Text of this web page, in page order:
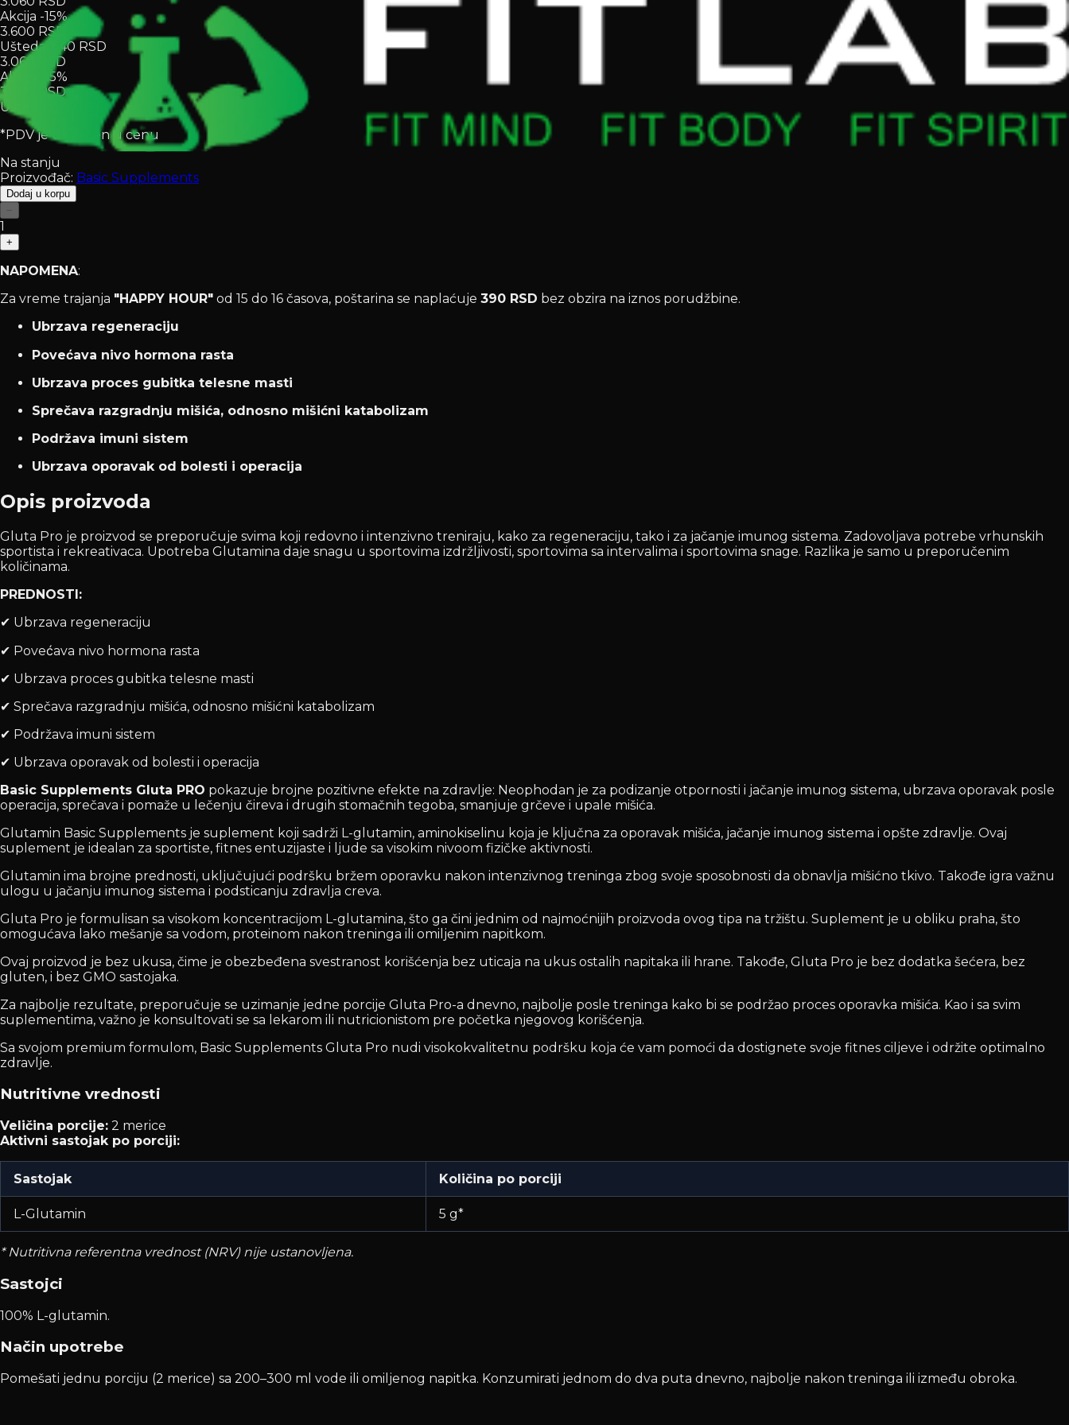
Akcija -15%
3.600 RSD
Ušteda
540 RSD
3.060 RSD
Akcija -15%
3.600 RSD
Ušteda
*PDV je uključen u cenu
Na stanju
Proizvođač: Basic Supplements
Dodaj u korpu
−
1
+
NAPOMENA:
Za vreme trajanja "HAPPY HOUR" od 15 do 16 časova, poštarina se naplaćuje 390 RSD bez obzira na iznos porudžbine.
Ubrzava regeneraciju
Povećava nivo hormona rasta
Ubrzava proces gubitka telesne masti
Sprečava razgradnju mišića, odnosno mišićni katabolizam
Podržava imuni sistem
Ubrzava oporavak od bolesti i operacija
Opis proizvoda
Gluta Pro je proizvod se preporučuje svima koji redovno i intenzivno treniraju, kako za regeneraciju, tako i za jačanje imunog sistema. Zadovoljava potrebe vrhunskih
sportista i rekreativaca. Upotreba Glutamina daje snagu u sportovima izdržljivosti, sportovima sa intervalima i sportovima snage. Razlika je samo u preporučenim
količinama.
PREDNOSTI:
✔ Ubrzava regeneraciju
✔ Povećava nivo hormona rasta
✔ Ubrzava proces gubitka telesne masti
✔ Sprečava razgradnju mišića, odnosno mišićni katabolizam
✔ Podržava imuni sistem
✔ Ubrzava oporavak od bolesti i operacija
Basic Supplements Gluta PRO pokazuje brojne pozitivne efekte na zdravlje: Neophodan je za podizanje otpornosti i jačanje imunog sistema, ubrzava oporavak posle
operacija, sprečava i pomaže u lečenju čireva i drugih stomačnih tegoba, smanjuje grčeve i upale mišića.
Glutamin Basic Supplements je suplement koji sadrži L-glutamin, aminokiselinu koja je ključna za oporavak mišića, jačanje imunog sistema i opšte zdravlje. Ovaj
suplement je idealan za sportiste, fitnes entuzijaste i ljude sa visokim nivoom fizičke aktivnosti.
Glutamin ima brojne prednosti, uključujući podršku bržem oporavku nakon intenzivnog treninga zbog svoje sposobnosti da obnavlja mišićno tkivo. Takođe igra važnu
ulogu u jačanju imunog sistema i podsticanju zdravlja creva.
Gluta Pro je formulisan sa visokom koncentracijom L-glutamina, što ga čini jednim od najmoćnijih proizvoda ovog tipa na tržištu. Suplement je u obliku praha, što
omogućava lako mešanje sa vodom, proteinom nakon treninga ili omiljenim napitkom.
Ovaj proizvod je bez ukusa, čime je obezbeđena svestranost korišćenja bez uticaja na ukus ostalih napitaka ili hrane. Takođe, Gluta Pro je bez dodatka šećera, bez
gluten, i bez GMO sastojaka.
Za najbolje rezultate, preporučuje se uzimanje jedne porcije Gluta Pro-a dnevno, najbolje posle treninga kako bi se podržao proces oporavka mišića. Kao i sa svim
suplementima, važno je konsultovati se sa lekarom ili nutricionistom pre početka njegovog korišćenja.
Sa svojom premium formulom, Basic Supplements Gluta Pro nudi visokokvalitetnu podršku koja će vam pomoći da dostignete svoje fitnes ciljeve i održite optimalno
zdravlje.
Nutritivne vrednosti
Veličina porcije: 2 merice
Aktivni sastojak po porciji:
Sastojak Količina po porciji
L-Glutamin 5 g*
* Nutritivna referentna vrednost (NRV) nije ustanovljena.
Sastojci
100% L-glutamin.
Način upotrebe
Pomešati jednu porciju (2 merice) sa 200–300 ml vode ili omiljenog napitka. Konzumirati jednom do dva puta dnevno, najbolje nakon treninga ili između obroka.